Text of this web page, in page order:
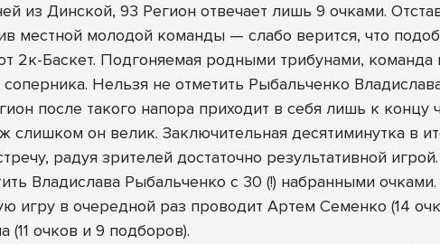
из Динской, 93 Регион отвечает лишь 9 очками.
местной молодой команды — слабо верится, что
2к-Баскет. Подгоняемая родными трибунами, команда
Нельзя не отметить Рыбальченко
после такого напора приходит в себя лишь к концу
он велик. Заключительная десятиминутка в
радуя зрителей достаточно результативной игрой.
Владислава Рыбальченко с 30 (!) набранными
игру в очередной раз проводит Артем Семенко (14
(11 очков и 9 подборов).